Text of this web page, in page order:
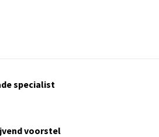
specialist
voorstel